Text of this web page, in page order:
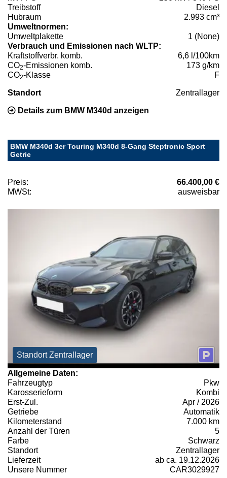
Treibstoff
Diesel
Hubraum
2.993 cm³
Umweltnormen:
Umweltplakette
1 (None)
Verbrauch und Emissionen nach WLTP:
Kraftstoffverbr. komb.
6,6 l/100km
CO2-Emissionen komb.
173 g/km
CO2-Klasse F
Standort Zentrallager
Details zum BMW M340d anzeigen
BMW M340d 3er Touring M340d 8-Gang Steptronic Sport
Getrie
Preis:
66.400,00 €
MWSt:
ausweisbar
Standort Zentrallager
Allgemeine Daten:
Fahrzeugtyp
Pkw
Karosserieform
Kombi
Erst-Zul.
Apr / 2026
Getriebe
Automatik
Kilometerstand
7.000 km
Anzahl der Türen
5
Farbe
Schwarz
Standort
Zentrallager
Lieferzeit
ab ca. 19.12.2026
Unsere Nummer
CAR3029927